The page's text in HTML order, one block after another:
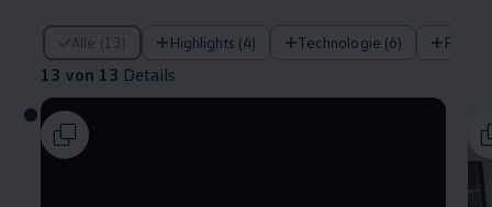
Alle (13) Highlights (4) Technologie (6)
13 von 13 Details
13 von 13 Details